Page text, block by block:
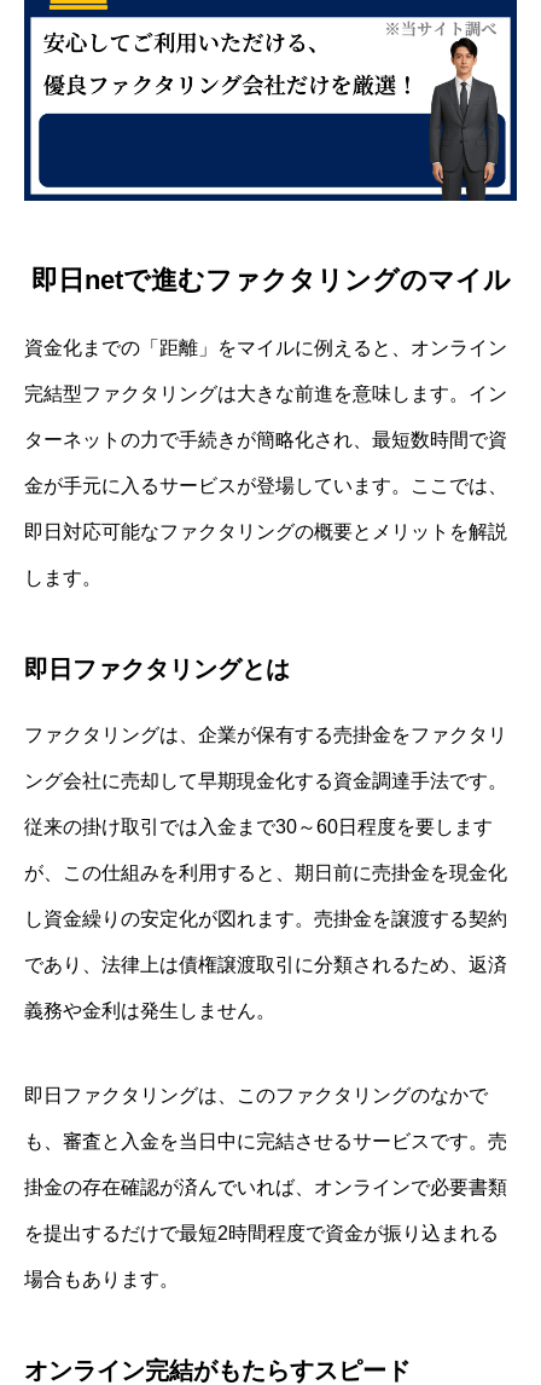
即日netで進むファクタリングのマイル
資金化までの「距離」をマイルに例えると、オンライン
完結型ファクタリングは大きな前進を意味します。イン
ターネットの力で手続きが簡略化され、最短数時間で資
金が手元に入るサービスが登場しています。ここでは、
即日対応可能なファクタリングの概要とメリットを解説
します。
即日ファクタリングとは
ファクタリングは、企業が保有する売掛金をファクタリ
ング会社に売却して早期現金化する資金調達手法です。
従来の掛け取引では入金まで30～60日程度を要します
が、この仕組みを利用すると、期日前に売掛金を現金化
し資金繰りの安定化が図れます。売掛金を譲渡する契約
であり、法律上は債権譲渡取引に分類されるため、返済
義務や金利は発生しません。
即日ファクタリングは、このファクタリングのなかで
も、審査と入金を当日中に完結させるサービスです。売
掛金の存在確認が済んでいれば、オンラインで必要書類
を提出するだけで最短2時間程度で資金が振り込まれる
場合もあります。
オンライン完結がもたらすスピード